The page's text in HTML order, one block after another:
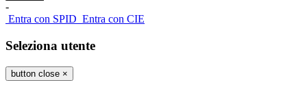
-
Entra con SPID Entra con CIE
Seleziona utente
button close ×